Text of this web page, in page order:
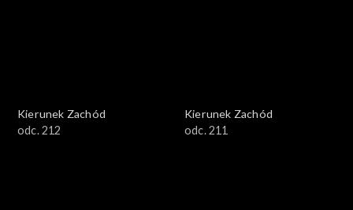
Kierunek Zachód
odc. 212
Kierunek Zachód
odc. 211